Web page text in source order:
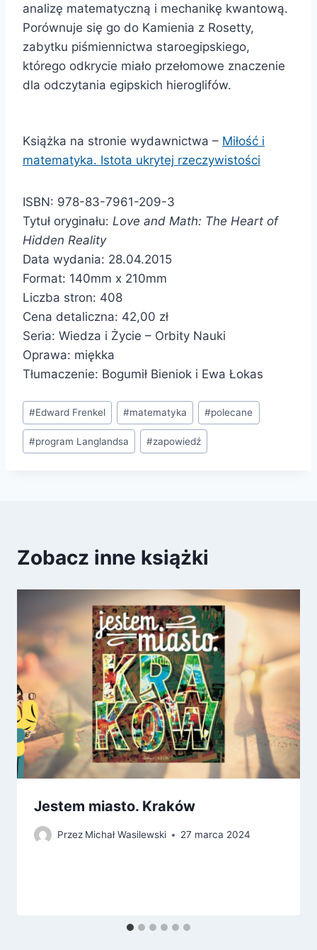
analizę matematyczną i mechanikę kwantową.
Porównuje się go do Kamienia z Rosetty,
zabytku piśmiennictwa staroegipskiego,
którego odkrycie miało przełomowe znaczenie
dla odczytania egipskich hieroglifów.
Książka na stronie wydawnictwa – Miłość i
matematyka. Istota ukrytej rzeczywistości
ISBN: 978-83-7961-209-3
Tytuł oryginału: Love and Math: The Heart of
Hidden Reality
Data wydania: 28.04.2015
Format: 140mm x 210mm
Liczba stron: 408
Cena detaliczna: 42,00 zł
Seria: Wiedza i Życie – Orbity Nauki
Oprawa: miękka
Tłumaczenie: Bogumił Bieniok i Ewa Łokas
Tagi
wpisu:
#Edward Frenkel #matematyka #polecane
#program Langlandsa #zapowiedź
Zobacz inne książki
Jestem miasto. Kraków
Przez Michał Wasilewski 27 marca 2024